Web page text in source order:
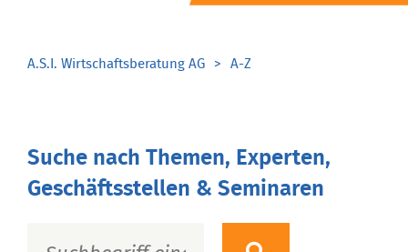
A.S.I. Wirtschaftsberatung AG A-Z
Suche nach Themen, Experten,
Geschäftsstellen & Seminaren